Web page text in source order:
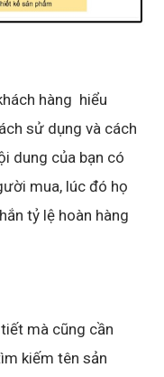
hàng hiểu
sử dụng và cách
dung của bạn có
mua, lúc đó họ
tỷ lệ hoàn hàng
mà cũng cần
kiếm tên sản